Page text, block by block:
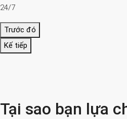
24/7
Trước đó
Kế tiếp
Tại sao bạn lựa